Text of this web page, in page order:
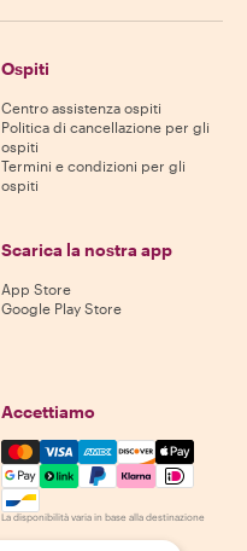
Ospiti
Centro assistenza ospiti
Politica di cancellazione per gli
ospiti
Termini e condizioni per gli
ospiti
Scarica la nostra app
App Store
Google Play Store
Accettiamo
Mastercard, Visa, Amex,
La disponibilità varia in base alla destinazione